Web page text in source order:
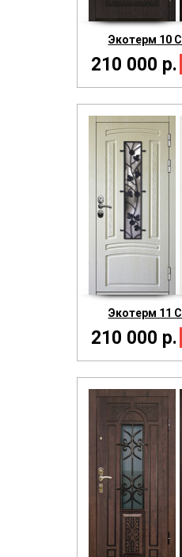
Экотерм 10
210 000 р.
Экотерм 11
210 000 р.